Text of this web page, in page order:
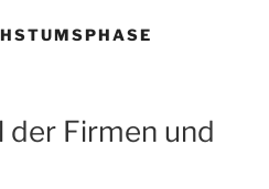
der Firmen und